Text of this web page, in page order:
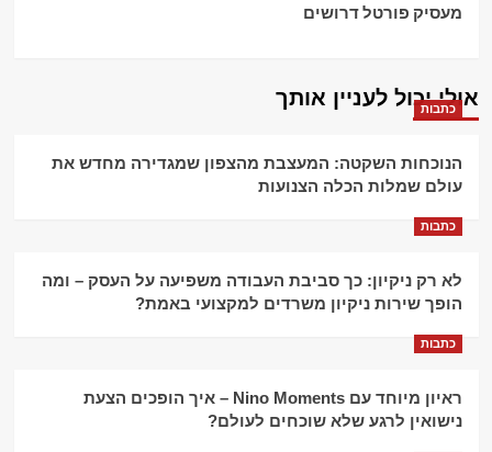
מעסיק פורטל דרושים
אולי יכול לעניין אותך
כתבות
הנוכחות השקטה: המעצבת מהצפון שמגדירה מחדש את
עולם שמלות הכלה הצנועות
כתבות
לא רק ניקיון: כך סביבת העבודה משפיעה על העסק – ומה
הופך שירות ניקיון משרדים למקצועי באמת?
כתבות
ראיון מיוחד עם Nino Moments – איך הופכים הצעת
נישואין לרגע שלא שוכחים לעולם?